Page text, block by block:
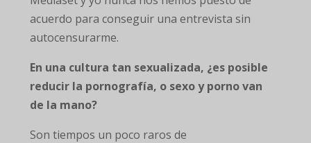
acuerdo para conseguir una entrevista sin
autocensurarme.
En una cultura tan sexualizada, ¿es posible
reducir la pornografía, o sexo y porno van
de la mano?
Son tiempos un poco raros de